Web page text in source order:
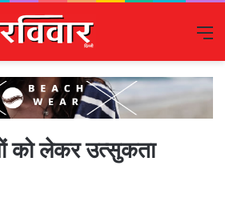
को लेकर उत्सुकता